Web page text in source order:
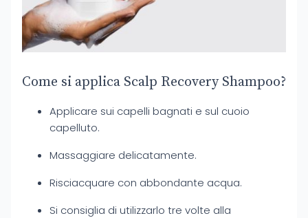
Come si applica Scalp Recovery Shampoo?
Applicare sui capelli bagnati e sul cuoio
capelluto.
Massaggiare delicatamente.
Risciacquare con abbondante acqua.
Si consiglia di utilizzarlo tre volte alla